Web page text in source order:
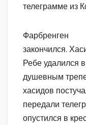
телеграмме из
Фарбренген
закончился.
Ребе удалился
душевным
хасидов
передали
опустился в